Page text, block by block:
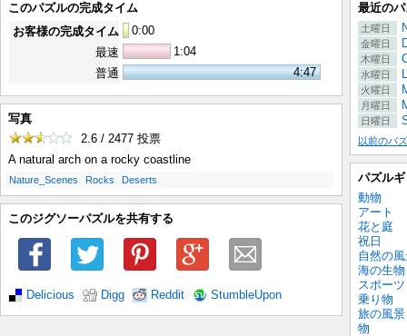
このパズルの完成タイム
お客様の完成タイム
0:00
最速
1:04
普通
4:47
写真
2.6 / 2477 投票
A natural arch on a rocky coastline
Nature_Scenes Rocks Deserts
このジグソーパズルを共有する
Delicious Digg Reddit StumbleUpon
最近の
土曜日
金曜日
木曜日
水曜日
火曜日
月曜日
日曜日
以前のパ
パズル
動物
アート
花と庭
祝日
自然の
海の生物
スポーツ
乗り物
旅の風景
物